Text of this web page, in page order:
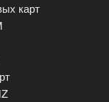
карт